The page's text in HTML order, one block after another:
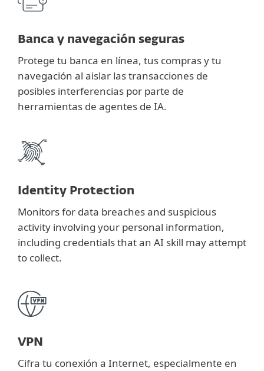
Banca y navegación seguras
Protege tu banca en línea, tus compras y tu
navegación al aislar las transacciones de
posibles interferencias por parte de
herramientas de agentes de IA.
Identity Protection
Monitors for data breaches and suspicious
activity involving your personal information,
including credentials that an AI skill may attempt
to collect.
VPN
Cifra tu conexión a Internet, especialmente en